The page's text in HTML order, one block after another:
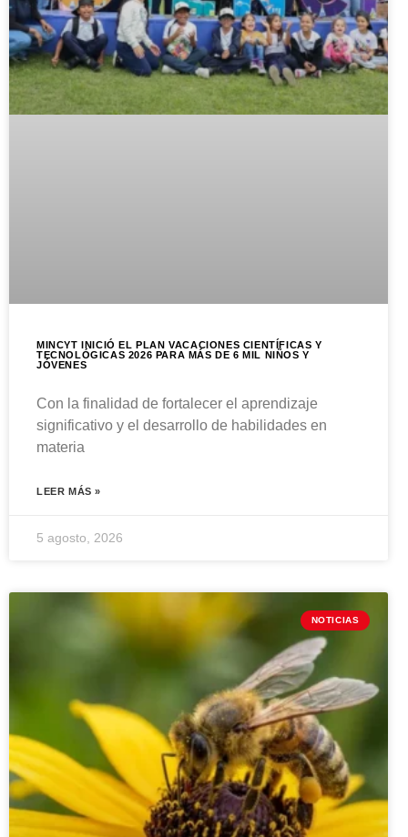
MINCYT INICIÓ EL PLAN VACACIONES CIENTÍFICAS Y
TECNOLÓGICAS 2026 PARA MÁS DE 6 MIL NIÑOS Y
JÓVENES
Con la finalidad de fortalecer el aprendizaje
significativo y el desarrollo de habilidades en
materia
LEER MÁS »
5 agosto, 2026
NOTICIAS